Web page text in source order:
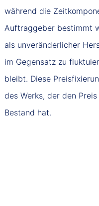
während die
Auftraggeber bestimmt
als unveränderlicher
im Gegensatz zu
bleibt. Diese
des Werks, der den
Bestand hat.